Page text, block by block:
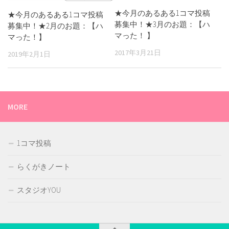
★今月のあるある1コマ投稿
募集中！★2月のお題：【ハ
マった！】
2019年2月1日
★今月のあるある1コマ投稿
募集中！★3月のお題：【ハ
マった！ 】
2017年3月21日
MORE
1コマ投稿
らくがきノート
スタジオYOU